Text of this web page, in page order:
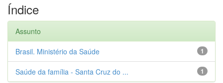
Índice
Assunto
1
Brasil. Ministério da Saúde
1
Saúde da família - Santa Cruz do ...